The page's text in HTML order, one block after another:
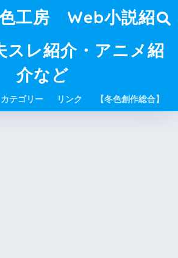
工房 Web小説紹
スレ紹介・アニメ紹
介など
カテゴリー リンク 【冬色創作総合】